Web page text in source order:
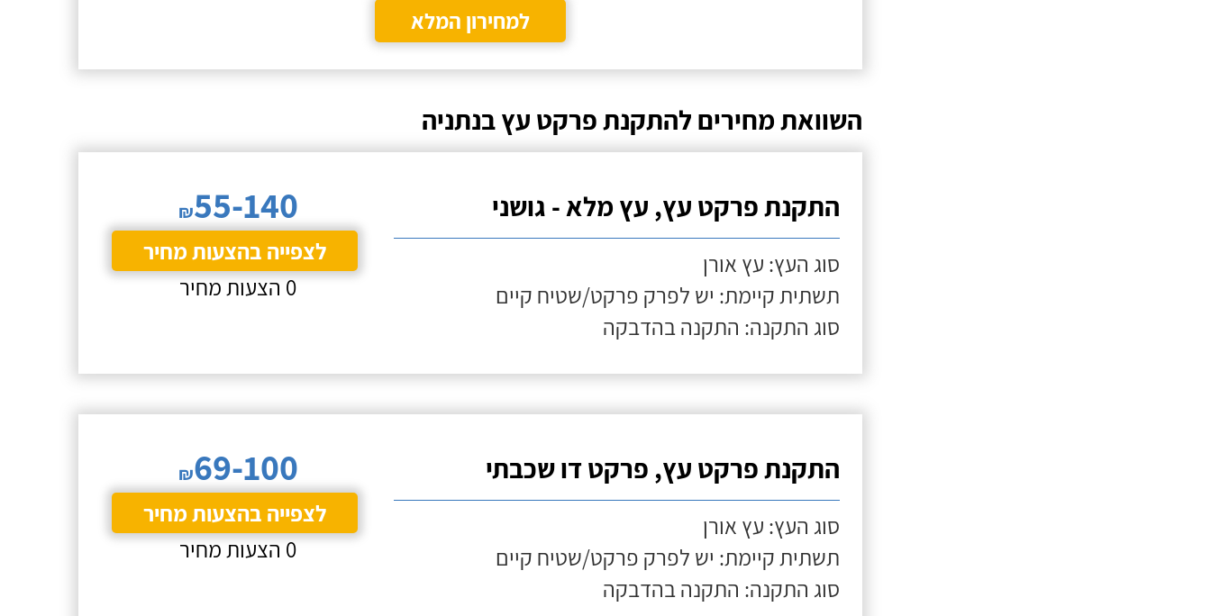
למחירון המלא
השוואת מחירים להתקנת פרקט עץ בנתניה
התקנת פרקט עץ, עץ מלא - גושני
סוג העץ: עץ אורן
תשתית קיימת: יש לפרק פרקט/שטיח קיים
סוג התקנה: התקנה בהדבקה
₪55-140
לצפייה בהצעות מחיר
0 הצעות מחיר
התקנת פרקט עץ, פרקט דו שכבתי
סוג העץ: עץ אורן
תשתית קיימת: יש לפרק פרקט/שטיח קיים
סוג התקנה: התקנה בהדבקה
₪69-100
לצפייה בהצעות מחיר
0 הצעות מחיר